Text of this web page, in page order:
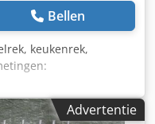
Bellen
keukenrek,
schappen: 190 mm -
A I Nujdpek -Materiaal:
Advertentie